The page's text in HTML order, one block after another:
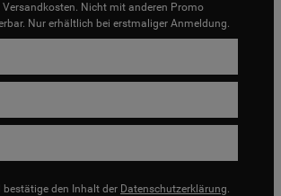
Versandkosten. Nicht mit anderen Promo
Nur erhältlich bei erstmaliger Anmeldung.
bestätige den Inhalt der Datenschutzerklärung.